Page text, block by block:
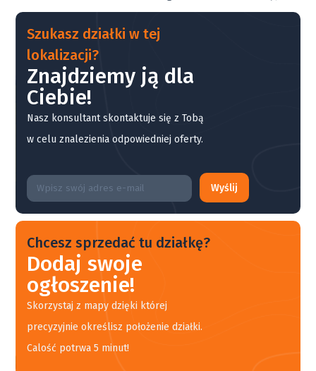
Szukasz działki w tej
lokalizacji?
Znajdziemy ją dla
Ciebie!
Nasz konsultant skontaktuje się z Tobą
w celu znalezienia odpowiedniej oferty.
Wyślij
Chcesz sprzedać tu działkę?
Dodaj swoje
ogłoszenie!
Skorzystaj z mapy dzięki której
precyzyjnie określisz położenie działki.
Calość potrwa 5 minut!